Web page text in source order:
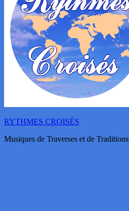
RYTHMES CROISÉS
Musiques de Traverses et de Traditions